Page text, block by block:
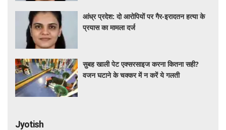
आंध्र प्रदेश: दो आरोपियों पर गैर-इरादतन हत्या के
प्रयास का मामला दर्ज
सुबह खाली पेट एक्सरसाइज करना कितना सही?
वजन घटाने के चक्कर में न करें ये गलती
Jyotish